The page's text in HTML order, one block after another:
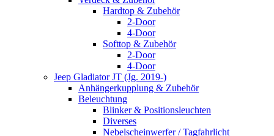
Hardtop & Zubehör
2-Door
4-Door
Softtop & Zubehör
2-Door
4-Door
Jeep Gladiator JT (Jg. 2019-)
Anhängerkupplung & Zubehör
Beleuchtung
Blinker & Positionsleuchten
Diverses
Nebelscheinwerfer / Tagfahrlicht